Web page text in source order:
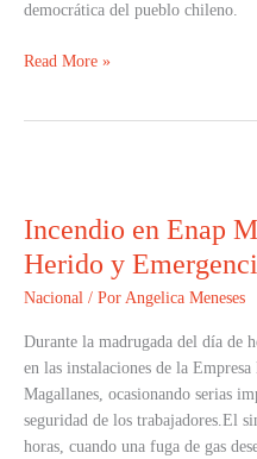
democrática del pueblo chileno.
Read More »
Incendio en Enap
Herido y
Nacional / Por Angelica Meneses
Durante la madrugada del día de
en las instalaciones de la
Magallanes, ocasionando serias
seguridad de los trabajadores.El
horas, cuando una fuga de gas
Enap
Magallanes:
Trabajador
Herido